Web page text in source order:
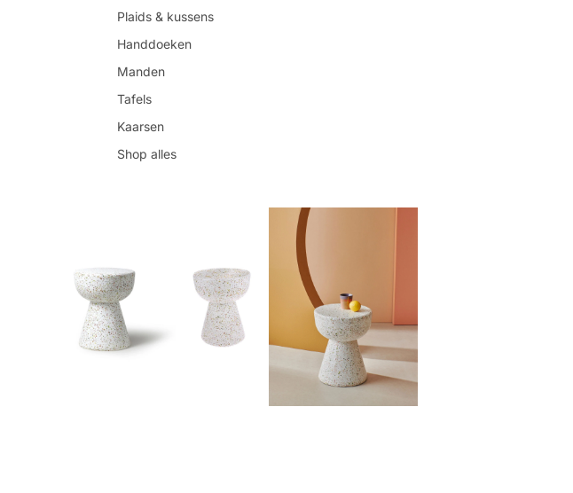
Plaids & kussens
Handdoeken
Manden
Tafels
Kaarsen
Shop alles